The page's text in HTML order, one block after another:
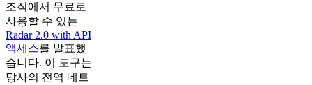
조직에서 무료로
사용할 수 있는
Radar 2.0 with API
액세스를 발표했
습니다. 이 도구는
당사의 전역 네트